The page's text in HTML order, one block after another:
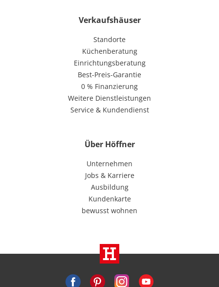
Verkaufshäuser
Standorte
Küchenberatung
Einrichtungsberatung
Best-Preis-Garantie
0 % Finanzierung
Weitere Dienstleistungen
Service & Kundendienst
Über Höffner
Unternehmen
Jobs & Karriere
Ausbildung
Kundenkarte
bewusst wohnen